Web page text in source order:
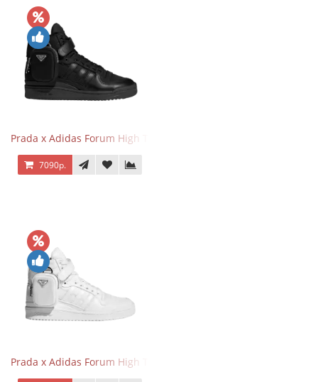
Prada x Adidas Forum High Triple Black
7090р.
Prada x Adidas Forum High Triple White